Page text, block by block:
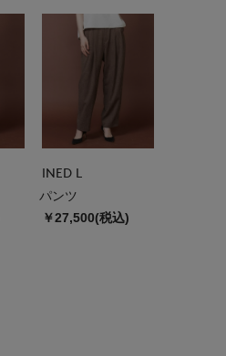
INED L
パンツ
￥27,500(税込)